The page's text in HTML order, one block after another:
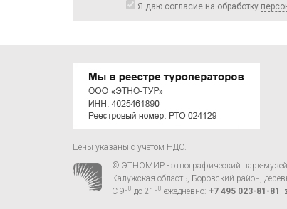
Я даю согласие на обработку
Цены указаны с учётом НДС.
© ЭТНОМИР - этнографический парк-музей
Калужская область, Боровский район,
С 900 до 21 00 ежедневно: +7 495 023-81-81